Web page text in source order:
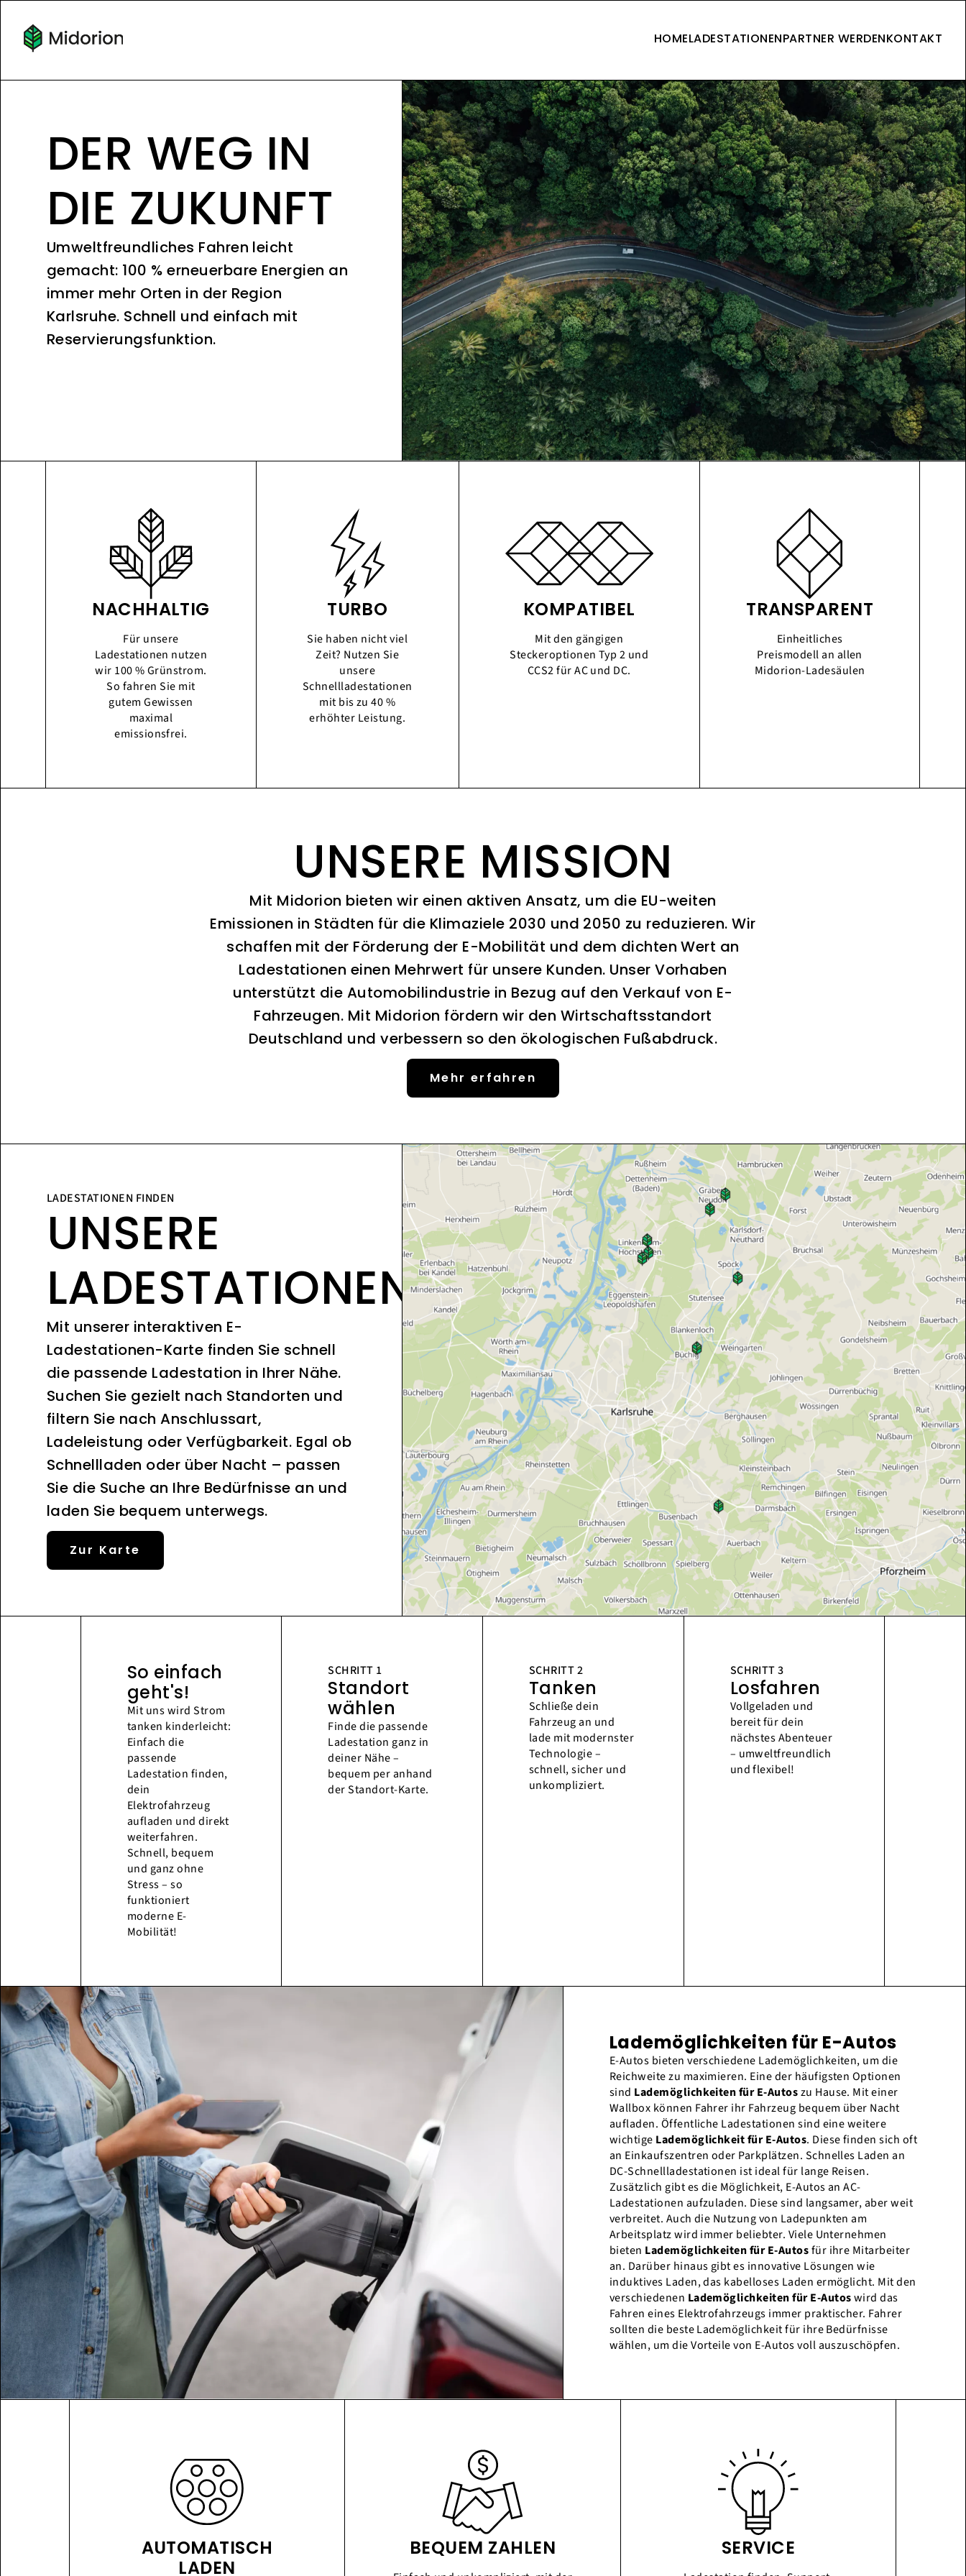
HOMELADESTATIONENPARTNER WERDENKONTAKT
DER WEG IN
DIE ZUKUNFT
Umweltfreundliches Fahren leicht
gemacht: 100 % erneuerbare Energien an
immer mehr Orten in der Region
Karlsruhe. Schnell und einfach mit
Reservierungsfunktion.
NACHHALTIG
Für unsere
Ladestationen nutzen
wir 100 % Grünstrom.
So fahren Sie mit
gutem Gewissen
maximal
emissionsfrei.
TURBO
Sie haben nicht viel
Zeit? Nutzen Sie
unsere
Schnellladestationen
mit bis zu 40 %
erhöhter Leistung.
KOMPATIBEL
Mit den gängigen
Steckeroptionen Typ 2 und
CCS2 für AC und DC.
TRANSPARENT
Einheitliches
Preismodell an allen
Midorion-Ladesäulen
UNSERE MISSION
Mit Midorion bieten wir einen aktiven Ansatz, um die EU-weiten
Emissionen in Städten für die Klimaziele 2030 und 2050 zu reduzieren. Wir
schaffen mit der Förderung der E-Mobilität und dem dichten Wert an
Ladestationen einen Mehrwert für unsere Kunden. Unser Vorhaben
unterstützt die Automobilindustrie in Bezug auf den Verkauf von E-
Fahrzeugen. Mit Midorion fördern wir den Wirtschaftsstandort
Deutschland und verbessern so den ökologischen Fußabdruck.
Mehr erfahren
LADESTATIONEN FINDEN
UNSERE
LADESTATIONEN
Mit unserer interaktiven E-
Ladestationen-Karte finden Sie schnell
die passende Ladestation in Ihrer Nähe.
Suchen Sie gezielt nach Standorten und
filtern Sie nach Anschlussart,
Ladeleistung oder Verfügbarkeit. Egal ob
Schnellladen oder über Nacht – passen
Sie die Suche an Ihre Bedürfnisse an und
laden Sie bequem unterwegs.
Zur Karte
So einfach
geht's!
Mit uns wird Strom
tanken kinderleicht:
Einfach die
passende
Ladestation finden,
dein
Elektrofahrzeug
aufladen und direkt
weiterfahren.
Schnell, bequem
und ganz ohne
Stress – so
funktioniert
moderne E-
Mobilität!
SCHRITT 1
Standort
wählen
Finde die passende
Ladestation ganz in
deiner Nähe –
bequem per anhand
der Standort-Karte.
SCHRITT 2
Tanken
Schließe dein
Fahrzeug an und
lade mit modernster
Technologie –
schnell, sicher und
unkompliziert.
SCHRITT 3
Losfahren
Vollgeladen und
bereit für dein
nächstes Abenteuer
– umweltfreundlich
und flexibel!
Lademöglichkeiten für E-Autos
E-Autos bieten verschiedene Lademöglichkeiten, um die
Reichweite zu maximieren. Eine der häufigsten Optionen
sind Lademöglichkeiten für E-Autoszu Hause. Mit einer
Wallbox können Fahrer ihr Fahrzeug bequem über Nacht
aufladen. Öffentliche Ladestationen sind eine weitere
wichtige Lademöglichkeit für E-Autos. Diese finden sich oft
an Einkaufszentren oder Parkplätzen. Schnelles Laden an
DC-Schnellladestationen ist ideal für lange Reisen.
Zusätzlich gibt es die Möglichkeit, E-Autos an AC-
Ladestationen aufzuladen. Diese sind langsamer, aber weit
verbreitet. Auch die Nutzung von Ladepunkten am
Arbeitsplatz wird immer beliebter. Viele Unternehmen
bieten Lademöglichkeiten für E-Autosfür ihre Mitarbeiter
an. Darüber hinaus gibt es innovative Lösungen wie
induktives Laden, das kabelloses Laden ermöglicht. Mit den
verschiedenen Lademöglichkeiten für E-Autoswird das
Fahren eines Elektrofahrzeugs immer praktischer. Fahrer
sollten die beste Lademöglichkeit für ihre Bedürfnisse
wählen, um die Vorteile von E-Autos voll auszuschöpfen.
AUTOMATISCH
LADEN
BEQUEM ZAHLEN SERVICE